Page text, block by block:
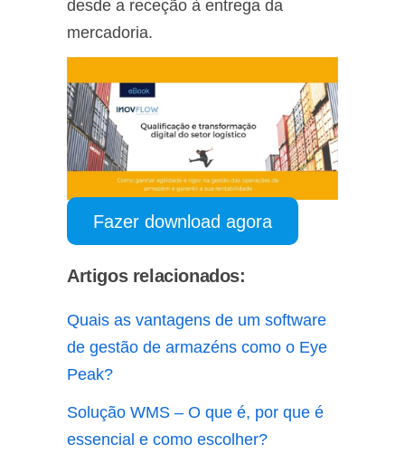
desde a receção à entrega da
mercadoria.
Fazer download agora
Artigos relacionados:
Quais as vantagens de um software
de gestão de armazéns como o Eye
Peak?
Solução WMS – O que é, por que é
essencial e como escolher?